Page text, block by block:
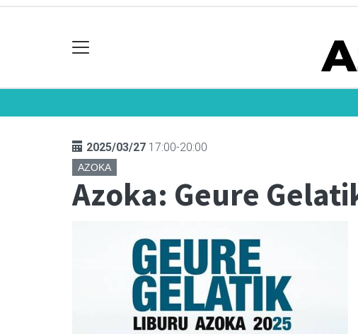
2025/03/27 17:00-20:00
AZOKA
Azoka: Geure